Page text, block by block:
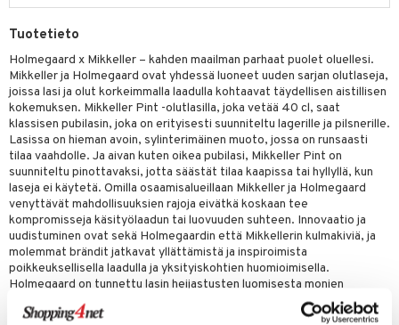
Tuotetieto
Holmegaard x Mikkeller – kahden maailman parhaat puolet oluellesi.
Mikkeller ja Holmegaard ovat yhdessä luoneet uuden sarjan olutlaseja,
joissa lasi ja olut korkeimmalla laadulla kohtaavat täydellisen aistillisen
kokemuksen. Mikkeller Pint -olutlasilla, joka vetää 40 cl, saat
klassisen pubilasin, joka on erityisesti suunniteltu lagerille ja pilsnerille.
Lasissa on hieman avoin, sylinterimäinen muoto, jossa on runsaasti
tilaa vaahdolle. Ja aivan kuten oikea pubilasi, Mikkeller Pint on
suunniteltu pinottavaksi, jotta säästät tilaa kaapissa tai hyllyllä, kun
laseja ei käytetä. Omilla osaamisalueillaan Mikkeller ja Holmegaard
venyttävät mahdollisuuksien rajoja eivätkä koskaan tee
kompromisseja käsityölaadun tai luovuuden suhteen. Innovaatio ja
uudistuminen ovat sekä Holmegaardin että Mikkellerin kulmakiviä, ja
molemmat brändit jatkavat yllättämistä ja inspiroimista
poikkeuksellisella laadulla ja yksityiskohtien huomioimisella.
Holmegaard on tunnettu lasin heijastusten luomisesta monien
sukupolvien ajan, ja Holmegaard x Mikkeller -olutlasikokoelma on
täydellinen lahjaidea oluen ystäville. Erityisesti suunnitelluissa laseissa
säilytys
tekstiilit
& Tyynyliinat
& Peitot
& Koukut
& Korit
& Veistokset
Art
& Lyhdyt
& Hyllyt
& Koukut
& Korit
tekstiilit
tekstiilit
tekstiilit
& Tyynyliinat
hyönteissuoja
ruokinta
& Lyhdyt
& vastauksia